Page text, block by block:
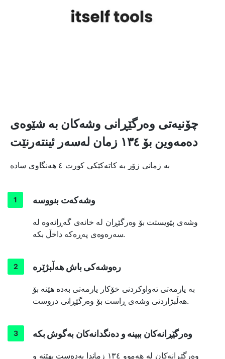
چۆنیەتی وەرگێڕانی وشەکان بە شێوەی
دەمەوین بۆ ١٣٤ زمان لەسەر ئینتەرنێت
بە زمانی زۆر بە کاتەکێکی کورت ٤ هەنگاوی سادە
وشەکەت بنووسە
وشەی پێویستت بۆ وەرگێڕان لە خانەی گەڕانەوە لە
سەرەوەی پەڕەکە داخڵ بکە.
رەوشەکی باش هەڵبژێرە
بە یارمەتی تەواوکردنی خۆکار یارمەتی بەدە هێنە بۆ
هەڵبژاردنی وشەی ڕاست بۆ وەرگێڕانی دروست.
وەرگێڕانەکان ببینە و دەنگدانەکان بەگوش بکە
وەرگێڕانەکان لە هەموو ١٣٤ زماندا بەدەست بهێنە و